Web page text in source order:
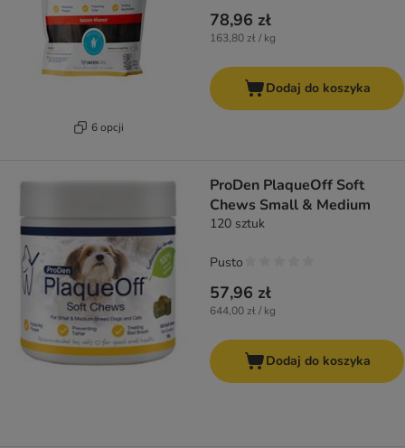
6 opcji
78,96 zł
163,80 zł / kg
Dodaj do koszyka
ProDen PlaqueOff Soft
Chews Small & Medium
120 sztuk
57,96 zł
644,00 zł / kg
Pusto
Dodaj do koszyka